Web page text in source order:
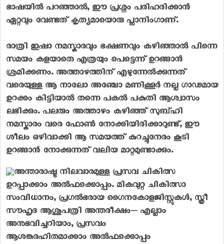
ഭാഷയിൽ പറഞ്ഞാൽ, ഈ പ്രശ്നം പരിഹരിക്കാൻ
ഏറ്റവും വേണ്ടത് കൃത്യമായൊരു പ്ലാനിംഗാണ്.
രാത്രി ഇഷാ നമസ്കാരവും ഭക്ഷണവും കഴിഞ്ഞാൽ പിന്നെ
സമയം കളയാതെ എത്രയും പെട്ടെന്ന് ഉറങ്ങാൻ
ശ്രമിക്കണം. അത്താഴത്തിന് എഴുന്നേൽക്കുന്നത്
വരെയുള്ള ആ നാലോ അഞ്ചോ മണിക്കൂർ നല്ല ഗാഢമായ
ഉറക്കം കിട്ടിയാൽ തന്നെ പകൽ പകുതി ആശ്വാസം
ലഭിക്കും. പലരും അത്താഴം കഴിഞ്ഞ് സുബ്ഹി
നമസ്കാരം വരെ ഫോൺ നോക്കിയിരിക്കാറുണ്ട്, ഈ
ശീലം ഒഴിവാക്കി ആ സമയത്ത് കുറച്ചുനേരം കൂടി
ഉറങ്ങാൻ നോക്കുന്നത് വലിയ മാറ്റമുണ്ടാക്കും.